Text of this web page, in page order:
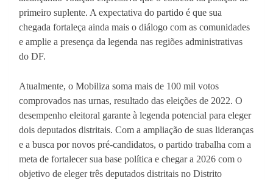
primeiro suplente. A expectativa do partido é que sua
chegada fortaleça ainda mais o diálogo com as comunidades
e amplie a presença da legenda nas regiões administrativas
do DF.
Atualmente, o Mobiliza soma mais de 100 mil votos
comprovados nas urnas, resultado das eleições de 2022. O
desempenho eleitoral garante à legenda potencial para eleger
dois deputados distritais. Com a ampliação de suas lideranças
e a busca por novos pré-candidatos, o partido trabalha com a
meta de fortalecer sua base política e chegar a 2026 com o
objetivo de eleger três deputados distritais no Distrito